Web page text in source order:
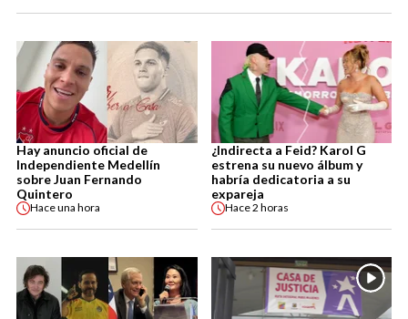
Hay anuncio oficial de
Independiente Medellín
sobre Juan Fernando
Quintero
Haceuna hora
¿Indirecta a Feid? Karol G
estrena su nuevo álbum y
habría dedicatoria a su
expareja
Hace2 horas